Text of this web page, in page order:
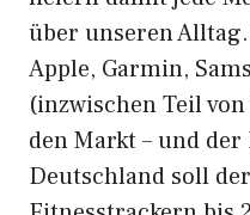
über unseren
Apple, Garmin,
(inzwischen Teil
den Markt – und
Deutschland soll